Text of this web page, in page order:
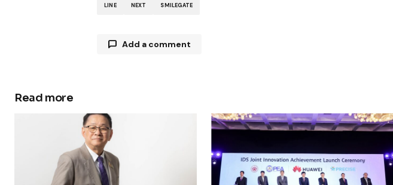
LINE NEXT SMILEGATE
Add a comment
Read more